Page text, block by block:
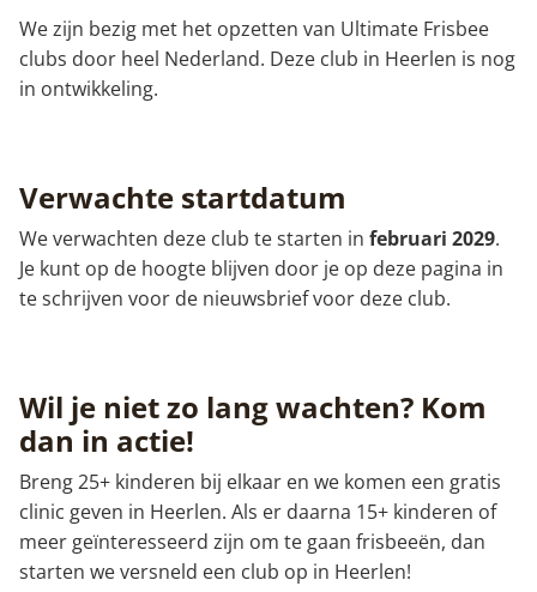
We zijn bezig met het opzetten van Ultimate Frisbee
clubs door heel Nederland. Deze club in Heerlen is nog
in ontwikkeling.
Verwachte startdatum
We verwachten deze club te starten in februari 2029.
Je kunt op de hoogte blijven door je op deze pagina in
te schrijven voor de nieuwsbrief voor deze club.
Wil je niet zo lang wachten? Kom
dan in actie!
Breng 25+ kinderen bij elkaar en we komen een gratis
clinic geven in Heerlen. Als er daarna 15+ kinderen of
meer geïnteresseerd zijn om te gaan frisbeeën, dan
starten we versneld een club op in Heerlen!